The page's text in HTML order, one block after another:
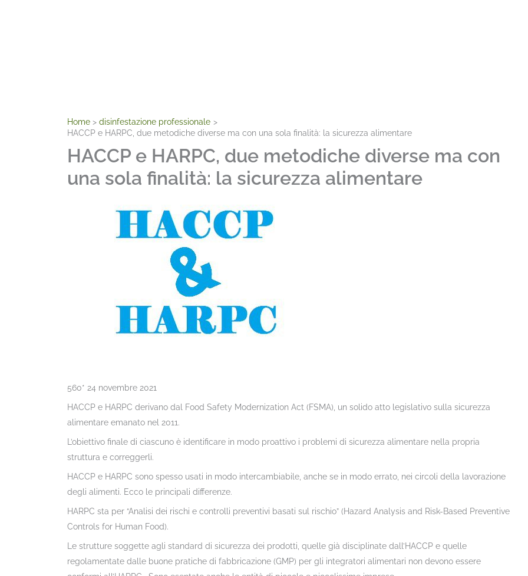
Home
disinfestazione professionale
HACCP e HARPC, due metodiche diverse ma con una sola finalità: la sicurezza alimentare
HACCP e HARPC, due metodiche diverse ma con
una sola finalità: la sicurezza alimentare
560* 24 novembre 2021
HACCP e HARPC derivano dal Food Safety Modernization Act (FSMA), un solido atto legislativo sulla sicurezza
alimentare emanato nel 2011.
L’obiettivo finale di ciascuno è identificare in modo proattivo i problemi di sicurezza alimentare nella propria
struttura e correggerli.
HACCP e HARPC sono spesso usati in modo intercambiabile, anche se in modo errato, nei circoli della lavorazione
degli alimenti. Ecco le principali differenze.
HARPC sta per “Analisi dei rischi e controlli preventivi basati sul rischio” (Hazard Analysis and Risk-Based Preventive
Controls for Human Food).
Le strutture soggette agli standard di sicurezza dei prodotti, quelle già disciplinate dall’HACCP e quelle
regolamentate dalle buone pratiche di fabbricazione (GMP) per gli integratori alimentari non devono essere